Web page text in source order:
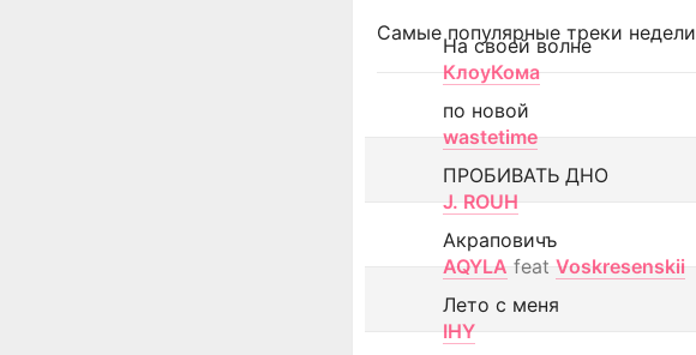
Самые популярные треки недели
На своей волне
КлоуКома
по новой
wastetime
ПРОБИВАТЬ ДНО
J. ROUH
Акраповичъ
AQYLA feat Voskresenskii
Лето с меня
IHY